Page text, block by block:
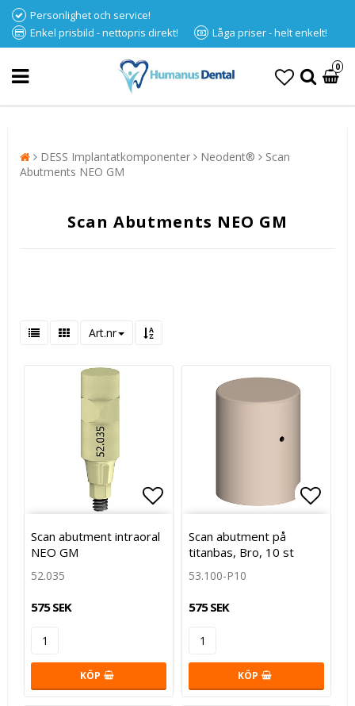
Personlighet och service!
Enkel prisbild - nettopris direkt!
Låga priser - helt enkelt!
0
DESS Implantatkomponenter Neodent®
Scan
Abutments NEO GM
Scan Abutments NEO GM
Art.nr
Lägg till i favoritlistan
Scan abutment intraoral
NEO GM
52.035
575 SEK
KÖP
Scan abutment på
titanbas, Bro, 10 st
53.100-P10
575 SEK
KÖP